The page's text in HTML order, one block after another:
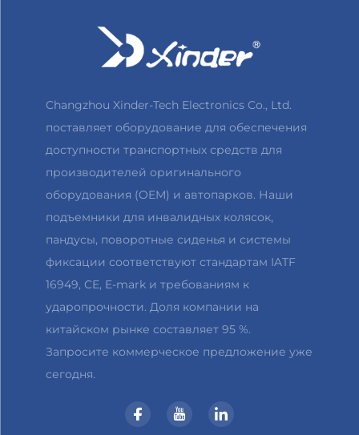
Changzhou Xinder-Tech Electronics Co., Ltd.
поставляет оборудование для обеспечения
доступности транспортных средств для
производителей оригинального
оборудования (OEM) и автопарков. Наши
подъемники для инвалидных колясок,
пандусы, поворотные сиденья и системы
фиксации соответствуют стандартам IATF
16949, CE, E-mark и требованиям к
ударопрочности. Доля компании на
китайском рынке составляет 95 %.
Запросите коммерческое предложение уже
сегодня.